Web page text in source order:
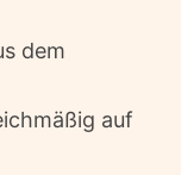
dem
auf